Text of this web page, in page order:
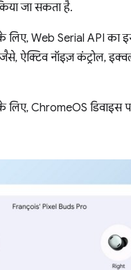
जा सकता है.
Web Serial API का
नॉइज़ कंट्रोल,
ChromeOS डिवाइस